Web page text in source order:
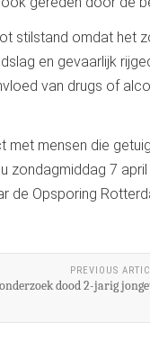
stilstand omdat het
en gevaarlijk
van drugs of
mensen die
zondagmiddag 7
de Opsporing
PREVIOUS
dood 2-jarig